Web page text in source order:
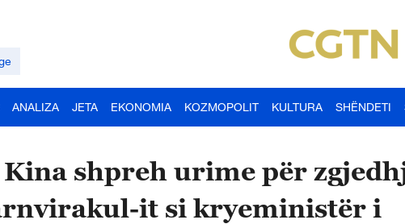
ANALIZA JETA EKONOMIA KOZMOPOLIT KULTURA SHËNDETI
shpreh urime për
it si kryeministër i